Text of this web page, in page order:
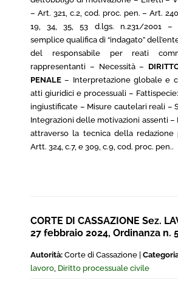
– Art. 321, c.2, cod. proc. pen. – Art.
19, 34, 35, 53 d.lgs. n.231/2001 –
semplice qualifica di “indagato”
del responsabile per reati
rappresentanti – Necessità –
PENALE – Interpretazione globale e
atti giuridici e processuali –
ingiustificate – Misure cautelari reali –
Integrazioni delle motivazioni assenti –
attraverso la tecnica della redazione
Artt. 324, c.7, e 309, c.9, cod. proc. pen..
CORTE DI CASSAZIONE Sez.
27 febbraio 2024, Ordinanza n.
Autorità: Corte di Cassazione |
lavoro, Diritto processuale civile